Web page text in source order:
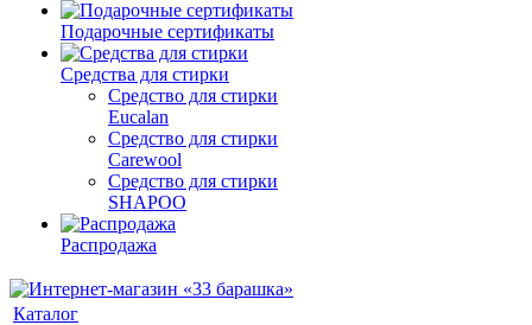
Подарочные сертификаты
Средства для стирки
Средство для стирки
Eucalan
Средство для стирки
Carewool
Средство для стирки
SHAPOO
Распродажа
Каталог